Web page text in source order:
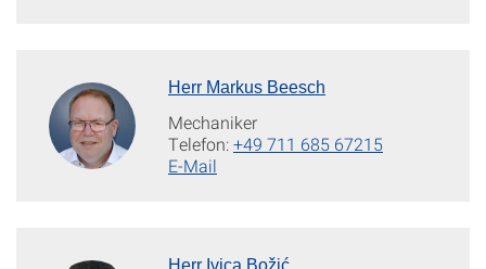
Herr Markus Beesch
Mechaniker
Telefon:+49 711 685 67215
E-Mail
Herr Ivica Božić